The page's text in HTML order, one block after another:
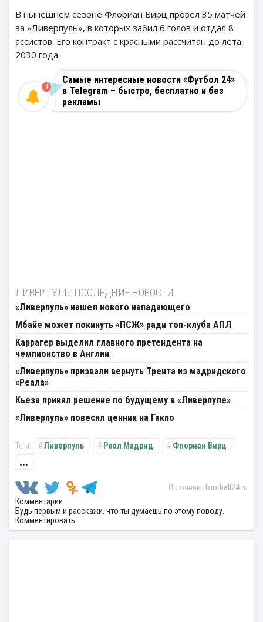
В нынешнем сезоне Флориан Вирц провел 35 матчей
за «Ливерпуль», в которых забил 6 голов и отдал 8
ассистов. Его контракт с красными рассчитан до лета
2030 года.
Самые интересные новости «Футбол 24»
в Telegram – быстро, бесплатно и без
рекламы
1
ЛИВЕРПУЛЬ: ПОСЛЕДНИЕ НОВОСТИ
«Ливерпуль» нашел нового нападающего
Мбайе может покинуть «ПСЖ» ради топ-клуба АПЛ
Каррагер выделил главного претендента на
чемпионство в Англии
«Ливерпуль» призвали вернуть Трента из мадридского
«Реала»
Кьеза принял решение по будущему в «Ливерпуле»
«Ливерпуль» повесил ценник на Гакпо
Ливерпуль Реал Мадрид Флориан Вирц
...
football24.ru
Комментарии
Будь первым и расскажи, что ты думаешь по этому поводу.
Комментировать